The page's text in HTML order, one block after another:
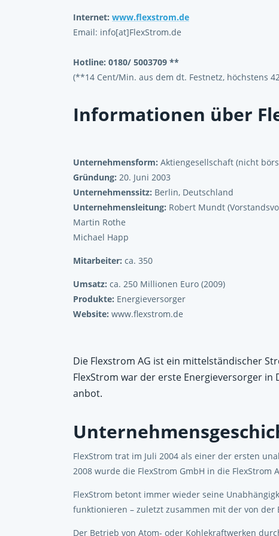
Internet: www.flexstrom.de
Email: info[at]FlexStrom.de
Hotline: 0180/ 5003709 **
(**14 Cent/Min. aus dem dt. Festnetz, höchstens
Informationen über
Unternehmensform: Aktiengesellschaft (nicht
Gründung: 20. Juni 2003
Unternehmenssitz: Berlin, Deutschland
Unternehmensleitung: Robert Mundt
Martin Rothe
Michael Happ
Mitarbeiter: ca. 350
Umsatz: ca. 250 Millionen Euro (2009)
Produkte: Energieversorger
Website: www.flexstrom.de
Die Flexstrom AG ist ein mittelständischer
FlexStrom war der erste Energieversorger
anbot.
FlexStrom trat im Juli 2004 als einer der ersten
2008 wurde die FlexStrom GmbH in die
FlexStrom betont immer wieder seine
funktionieren – zuletzt zusammen mit der von
Der Betrieb von Atom- oder Kohlekraftwerken